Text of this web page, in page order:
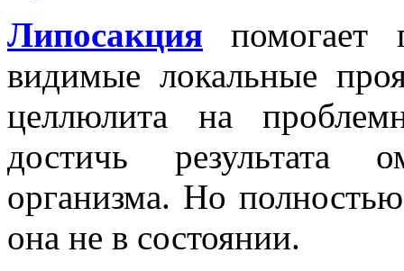
Липосакция помогает
видимые локальные
целлюлита на
достичь результата
организма. Но
она не в состоянии.